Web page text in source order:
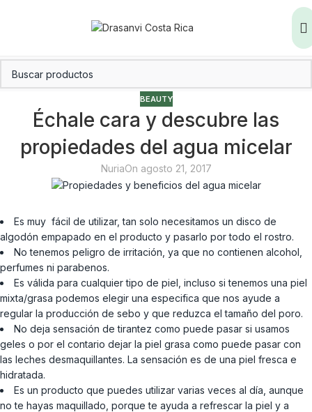
BEAUTY
Échale cara y descubre las
propiedades del agua micelar
NuriaOn agosto 21, 2017
Es muy fácil de utilizar, tan solo necesitamos un disco de
algodón empapado en el producto y pasarlo por todo el rostro.
No tenemos peligro de irritación, ya que no contienen alcohol,
perfumes ni parabenos.
Es válida para cualquier tipo de piel, incluso si tenemos una piel
mixta/grasa podemos elegir una especifica que nos ayude a
regular la producción de sebo y que reduzca el tamaño del poro.
No deja sensación de tirantez como puede pasar si usamos
geles o por el contario dejar la piel grasa como puede pasar con
las leches desmaquillantes. La sensación es de una piel fresca e
hidratada.
Es un producto que puedes utilizar varias veces al día, aunque
no te hayas maquillado, porque te ayuda a refrescar la piel y a